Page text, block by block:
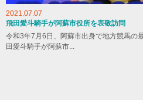
2021.07.07
飛田愛斗騎手が阿蘇市役所を表敬訪問
令和3年7月6日、阿蘇市出身で地方競馬の
田愛斗騎手が阿蘇市...